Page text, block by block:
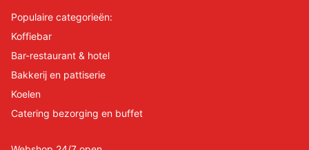
Populaire categorieën:
Koffiebar
Bar-restaurant & hotel
Bakkerij en pattiserie
Koelen
Catering bezorging en buffet